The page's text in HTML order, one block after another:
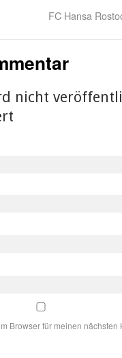
FC Hansa
nicht
Browser für meinen nächsten